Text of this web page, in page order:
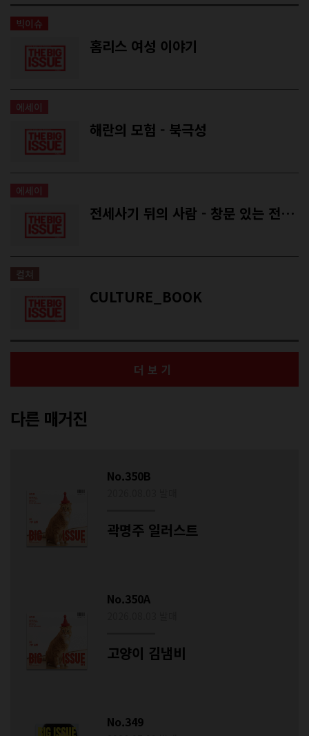
빅이슈
홈리스 여성 이야기
에세이
해란의 모험 - 북극성
에세이
전세사기 뒤의 사람 - 창문 있는 전셋집에서 비로소 겨울 이불을 샀다
컬쳐
CULTURE_BOOK
더보기
다른 매거진
No.350B
곽명주 일러스트
No.350A
고양이 김냄비
No.349